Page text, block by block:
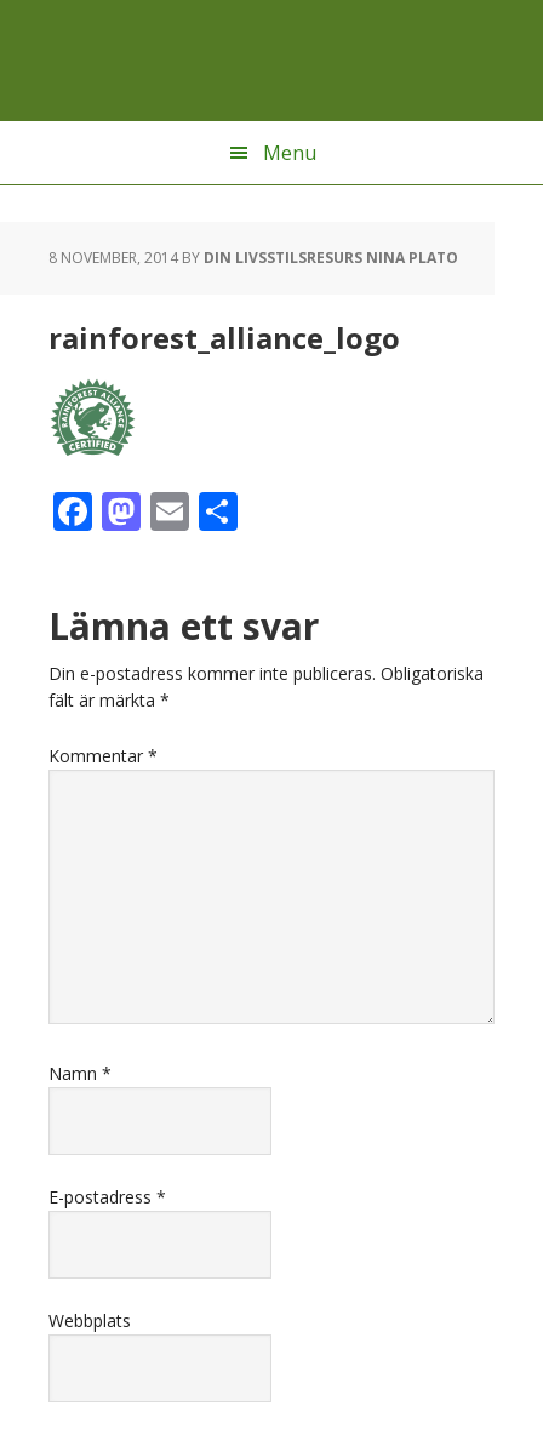
Menu
8 NOVEMBER, 2014BY DIN LIVSSTILSRESURS NINA PLATO
rainforest_alliance_logo
Facebook
Mastodon
Email
Läsarkommentarer
Lämna ett svar
Din e-postadress kommer inte publiceras. Obligatoriska
fält är märkta *
Kommentar *
Namn *
E-postadress *
Webbplats